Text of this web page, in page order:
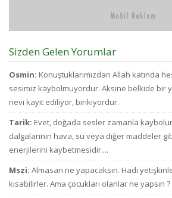
Sizden Gelen Yorumlar
Osmin: Konuştuklarımızdan Allah katında
sesimiz kaybolmuyordur. Aksine belkide bir
nevi kayıt ediliyor, birikiyordur.
Tarik: Evet, doğada sesler zamanla
dalgalarının hava, su veya diğer maddeler
enerjilerini kaybetmesidir....
Mszi: Almasan ne yapacaksın. Hadi
kısabilirler. Ama çocukları olanlar ne yapsın ?